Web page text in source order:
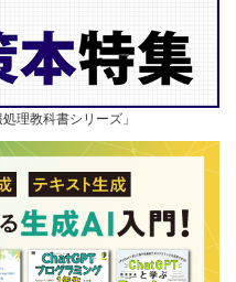
理教科書シリーズ」